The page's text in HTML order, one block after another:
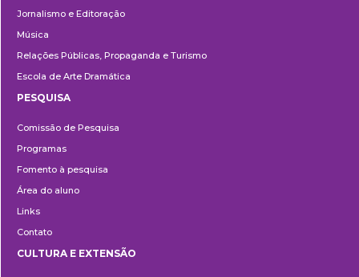
Jornalismo e Editoração
Música
Relações Públicas, Propaganda e Turismo
Escola de Arte Dramática
PESQUISA
Comissão de Pesquisa
Programas
Fomento à pesquisa
Área do aluno
Links
Contato
CULTURA E EXTENSÃO